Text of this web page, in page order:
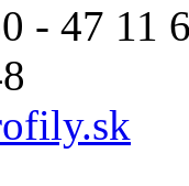
- 47 11